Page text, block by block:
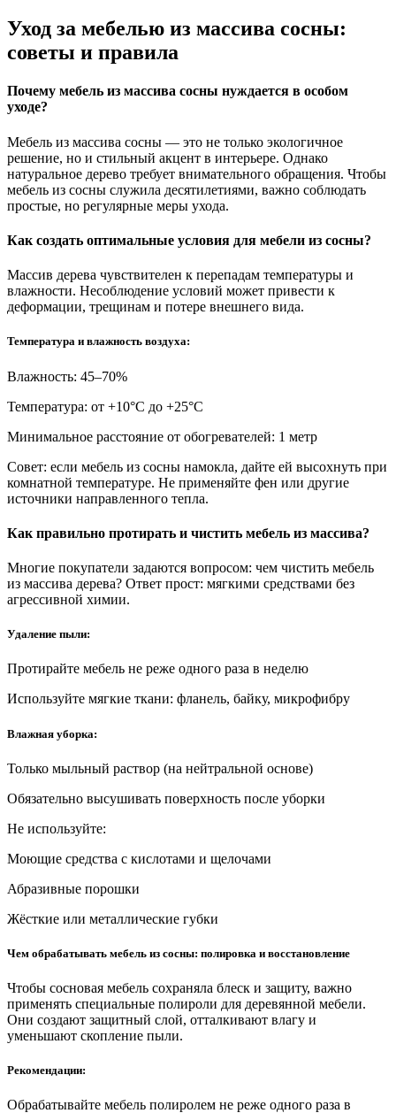
Уход за мебелью из массива сосны:
советы и правила
Почему мебель из массива сосны нуждается в особом
уходе?
Мебель из массива сосны — это не только экологичное
решение, но и стильный акцент в интерьере. Однако
натуральное дерево требует внимательного обращения. Чтобы
мебель из сосны служила десятилетиями, важно соблюдать
простые, но регулярные меры ухода.
Как создать оптимальные условия для мебели из сосны?
Массив дерева чувствителен к перепадам температуры и
влажности. Несоблюдение условий может привести к
деформации, трещинам и потере внешнего вида.
Температура и влажность воздуха:
Влажность: 45–70%
Температура: от +10°С до +25°С
Минимальное расстояние от обогревателей: 1 метр
Совет: если мебель из сосны намокла, дайте ей высохнуть при
комнатной температуре. Не применяйте фен или другие
источники направленного тепла.
Как правильно протирать и чистить мебель из массива?
Многие покупатели задаются вопросом: чем чистить мебель
из массива дерева? Ответ прост: мягкими средствами без
агрессивной химии.
Удаление пыли:
Протирайте мебель не реже одного раза в неделю
Используйте мягкие ткани: фланель, байку, микрофибру
Влажная уборка:
Только мыльный раствор (на нейтральной основе)
Обязательно высушивать поверхность после уборки
Не используйте:
Моющие средства с кислотами и щелочами
Абразивные порошки
Жёсткие или металлические губки
Чем обрабатывать мебель из сосны: полировка и восстановление
Чтобы сосновая мебель сохраняла блеск и защиту, важно
применять специальные полироли для деревянной мебели.
Они создают защитный слой, отталкивают влагу и
уменьшают скопление пыли.
Рекомендации:
Обрабатывайте мебель полиролем не реже одного раза в